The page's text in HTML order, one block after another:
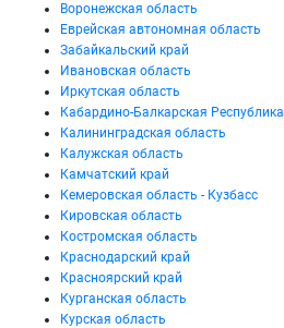
Воронежская область
Еврейская автономная область
Забайкальский край
Ивановская область
Иркутская область
Кабардино-Балкарская Республика
Калининградская область
Калужская область
Камчатский край
Кемеровская область - Кузбасс
Кировская область
Костромская область
Краснодарский край
Красноярский край
Курганская область
Курская область